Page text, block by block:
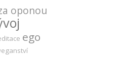
oponou
ego